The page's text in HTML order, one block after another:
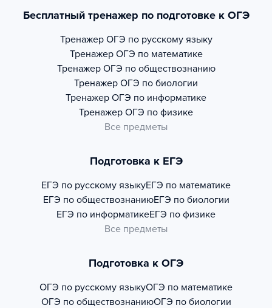
Бесплатный тренажер по подготовке к ОГЭ
Тренажер ОГЭ по русскому языку
Тренажер ОГЭ по математике
Тренажер ОГЭ по обществознанию
Тренажер ОГЭ по биологии
Тренажер ОГЭ по информатике
Тренажер ОГЭ по физике
Все предметы
Подготовка к ЕГЭ
ЕГЭ по русскому языкуЕГЭ по математике
ЕГЭ по обществознаниюЕГЭ по биологии
ЕГЭ по информатикеЕГЭ по физике
Все предметы
Подготовка к ОГЭ
ОГЭ по русскому языкуОГЭ по математике
ОГЭ по обществознаниюОГЭ по биологии